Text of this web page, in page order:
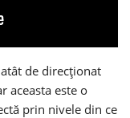
de direcționat
aceasta este o
prin nivele din ce